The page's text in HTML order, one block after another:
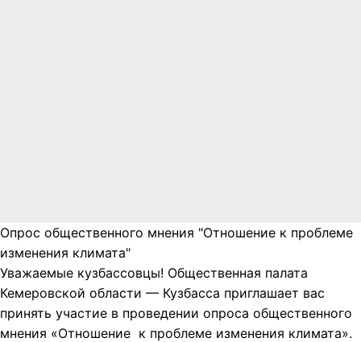
Опрос общественного мнения "Отношение к проблеме
изменения климата"
Уважаемые кузбассовцы! Общественная палата
Кемеровской области — Кузбасса приглашает вас
принять участие в проведении опроса общественного
мнения «Отношение к проблеме изменения климата».